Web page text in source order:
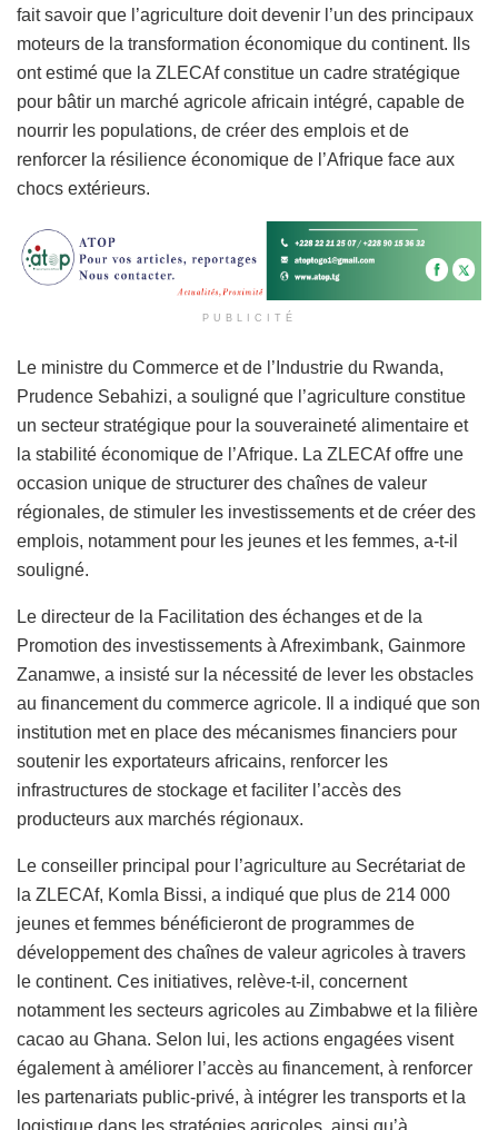
fait savoir que l’agriculture doit devenir l’un des principaux
moteurs de la transformation économique du continent. Ils
ont estimé que la ZLECAf constitue un cadre stratégique
pour bâtir un marché agricole africain intégré, capable de
nourrir les populations, de créer des emplois et de
renforcer la résilience économique de l’Afrique face aux
chocs extérieurs.
PUBLICITÉ
Le ministre du Commerce et de l’Industrie du Rwanda,
Prudence Sebahizi, a souligné que l’agriculture constitue
un secteur stratégique pour la souveraineté alimentaire et
la stabilité économique de l’Afrique. La ZLECAf offre une
occasion unique de structurer des chaînes de valeur
régionales, de stimuler les investissements et de créer des
emplois, notamment pour les jeunes et les femmes, a-t-il
souligné.
Le directeur de la Facilitation des échanges et de la
Promotion des investissements à Afreximbank, Gainmore
Zanamwe, a insisté sur la nécessité de lever les obstacles
au financement du commerce agricole. Il a indiqué que son
institution met en place des mécanismes financiers pour
soutenir les exportateurs africains, renforcer les
infrastructures de stockage et faciliter l’accès des
producteurs aux marchés régionaux.
Le conseiller principal pour l’agriculture au Secrétariat de
la ZLECAf, Komla Bissi, a indiqué que plus de 214 000
jeunes et femmes bénéficieront de programmes de
développement des chaînes de valeur agricoles à travers
le continent. Ces initiatives, relève-t-il, concernent
notamment les secteurs agricoles au Zimbabwe et la filière
cacao au Ghana. Selon lui, les actions engagées visent
également à améliorer l’accès au financement, à renforcer
les partenariats public-privé, à intégrer les transports et la
logistique dans les stratégies agricoles, ainsi qu’à